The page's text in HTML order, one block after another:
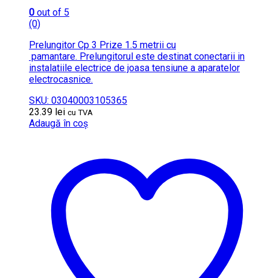
0 out of 5
(0)
Prelungitor Cp 3 Prize 1.5 metrii cu
pamantare. Prelungitorul este destinat conectarii in
instalatiile electrice de joasa tensiune a aparatelor
electrocasnice.
SKU: 03040003105365
23.39 lei cu TVA
Adaugă în coș